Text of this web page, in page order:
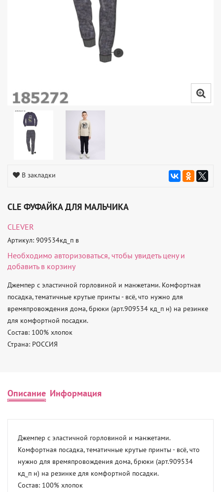
В закладки
CLE ФУФАЙКА ДЛЯ МАЛЬЧИКА
CLEVER
Артикул: 909534кд_п в
Необходимо авторизоваться, чтобы увидеть цену и
добавить в корзину
Джемпер с эластичной горловиной и манжетами. Комфортная
посадка, тематичные крутые принты - всё, что нужно для
времяпровождения дома, брюки (арт.909534 кд_п н) на резинке
для комфортной посадки.
Состав: 100% хлопок
Страна: РОССИЯ
Описание Информация
Джемпер с эластичной горловиной и манжетами.
Комфортная посадка, тематичные крутые принты - всё, что
нужно для времяпровождения дома, брюки (арт.909534
кд_п н) на резинке для комфортной посадки.
Состав: 100% хлопок